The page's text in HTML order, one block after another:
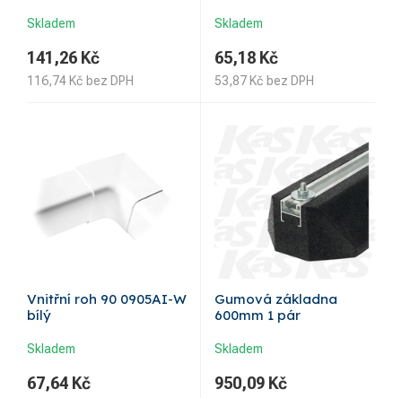
Skladem
141,26 Kč
116,74 Kč bez DPH
Skladem
65,18 Kč
53,87 Kč bez DPH
Vnitřní roh 90 0905AI-W
bílý
Skladem
67,64 Kč
Gumová základna
600mm 1 pár
Skladem
950,09 Kč